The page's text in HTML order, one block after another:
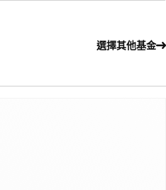
選擇其他基金